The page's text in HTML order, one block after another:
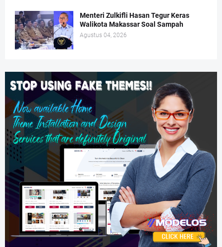
Menteri Zulkifli Hasan Tegur Keras
Walikota Makassar Soal Sampah
Agustus 04, 2026